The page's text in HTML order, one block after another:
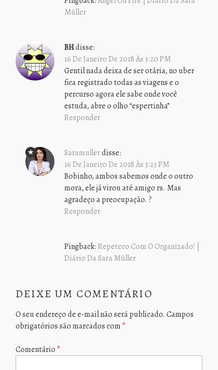
Müller
BHdisse:
16 De Janeiro De 2018 Às 3:20 PM
Gentil nada deixa de ser otária, no uber
fica registrado todas as viagens e o
percurso agora ele sabe onde você
estuda, abre o olho “espertinha”
Responder
Saramullerdisse:
16 De Janeiro De 2018 Às 3:23 PM
Bobinho, ambos sabemos onde o outro
mora, ele já virou até amigo rs. Mas
agradeço a preocupação. ?
Responder
Pingback:Repeteco Com O Organizado! |
Diário Da Sara Müller
DEIXE UM COMENTÁRIO
O seu endereço de e-mail não será publicado. Campos
obrigatórios são marcados com *
Comentário *